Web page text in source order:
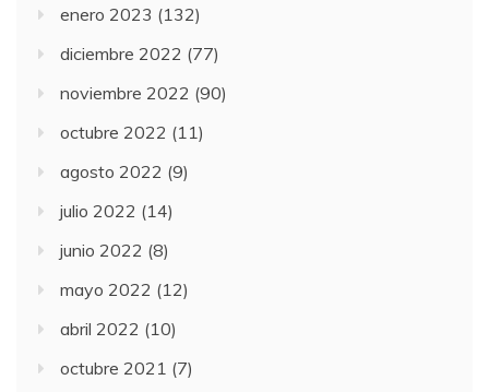
enero 2023 (132)
diciembre 2022 (77)
noviembre 2022 (90)
octubre 2022 (11)
agosto 2022 (9)
julio 2022 (14)
junio 2022 (8)
mayo 2022 (12)
abril 2022 (10)
octubre 2021 (7)